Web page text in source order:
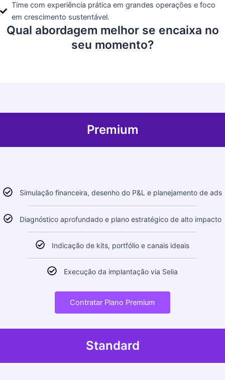
Time com experiência prática em grandes operações e foco
em crescimento sustentável.
Qual abordagem melhor se encaixa no
seu momento?
Premium
Simulação financeira, desenho do P&L e planejamento de ads
Diagnóstico aprofundado e plano estratégico de alto impacto
Indicação de kits, portfólio e canais ideais
Execução da implantação via Selia
Contratar Plano Premium
Standard